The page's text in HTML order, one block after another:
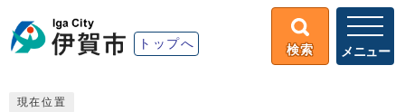
トップへ 検索 メニュー
現在位置